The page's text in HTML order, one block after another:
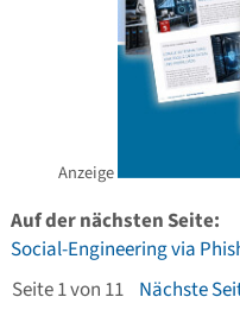
Anzeige
Auf der nächsten Seite:
Social-Engineering via
Seite 1 von 11
Nächste